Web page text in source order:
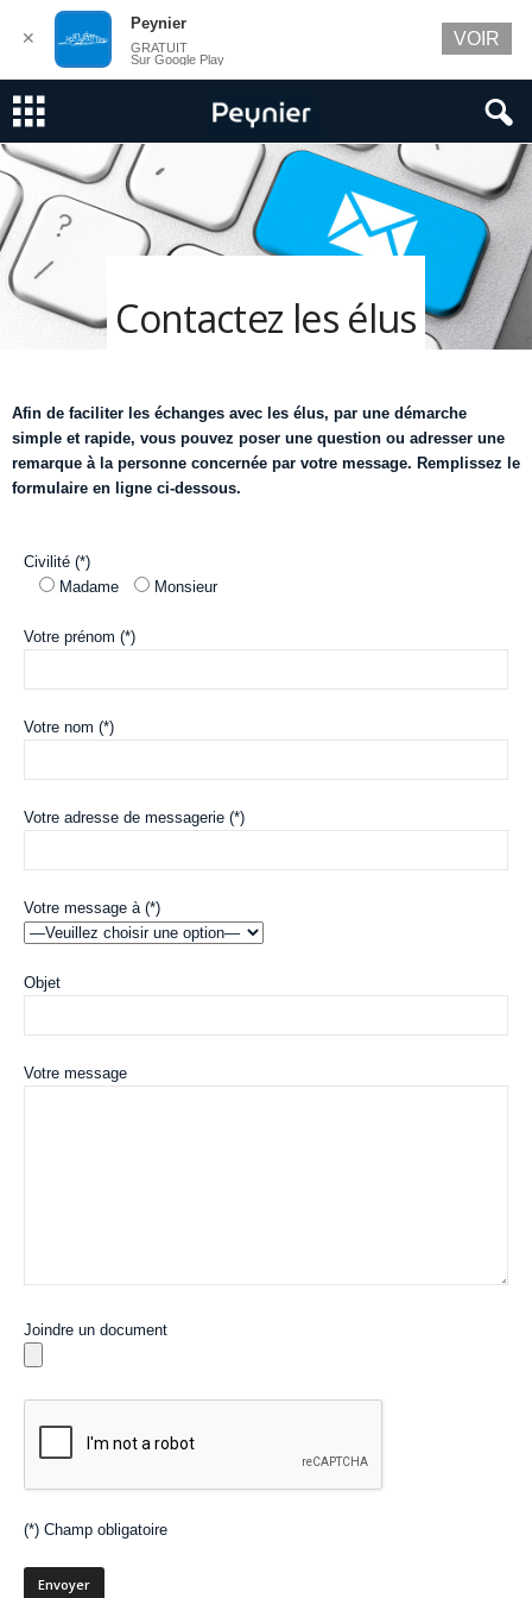
Contactez les élus
Afin de faciliter les échanges avec les élus, par une démarche
simple et rapide, vous pouvez poser une question ou adresser une
remarque à la personne concernée par votre message. Remplissez le
formulaire en ligne ci-dessous.
Civilité (*)
Madame
Monsieur
Votre prénom (*)
Votre nom (*)
Votre adresse de messagerie (*)
Votre message à (*)
Objet
Votre message
Joindre un document
(*) Champ obligatoire
✕
Peynier
GRATUIT
Sur Google Play
VOIR